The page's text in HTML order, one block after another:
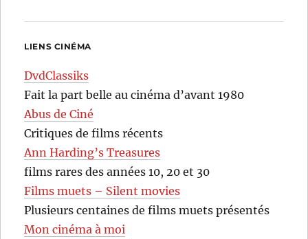
LIENS CINÉMA
DvdClassiks
Fait la part belle au cinéma d’avant 1980
Abus de Ciné
Critiques de films récents
Ann Harding’s Treasures
films rares des années 10, 20 et 30
Films muets – Silent movies
Plusieurs centaines de films muets présentés
Mon cinéma à moi